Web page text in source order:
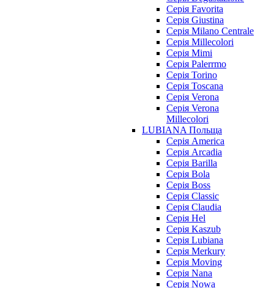
Серія Favorita
Серія Giustina
Серія Milano Centrale
Серія Millecolori
Серія Mimi
Серія Palerrmo
Серія Torino
Серія Toscana
Серія Verona
Серія Verona
Millecolori
LUBIANA Польща
Серія America
Серія Arcadia
Серія Barilla
Серія Bola
Серія Boss
Серія Classic
Серія Claudia
Серія Hel
Серія Kaszub
Серія Lubiana
Серія Merkury
Серія Moving
Серія Nana
Серія Nowa